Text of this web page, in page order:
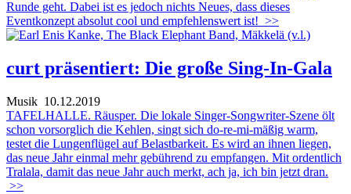
Runde geht. Dabei ist es jedoch nichts Neues, dass dieses
Eventkonzept absolut cool und empfehlenswert ist! >>
curt präsentiert: Die große Sing-In-Gala
Musik 10.12.2019
TAFELHALLE. Räusper. Die lokale Singer-Songwriter-Szene ölt
schon vorsorglich die Kehlen, singt sich do-re-mi-mäßig warm,
testet die Lungenflügel auf Belastbarkeit. Es wird an ihnen liegen,
das neue Jahr einmal mehr gebührend zu empfangen. Mit ordentlich
Tralala, damit das neue Jahr auch merkt, ach ja, ich bin jetzt dran.
>>